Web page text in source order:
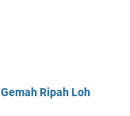
Ripah Loh